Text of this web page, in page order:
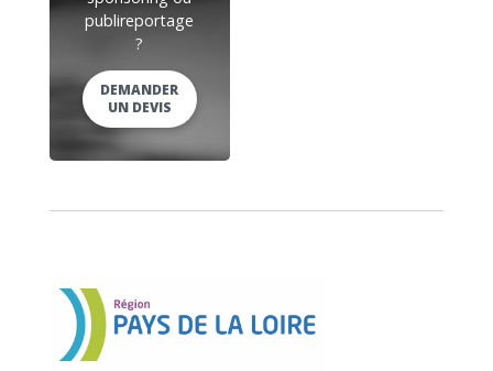
publireportage
?
DEMANDER
UN DEVIS